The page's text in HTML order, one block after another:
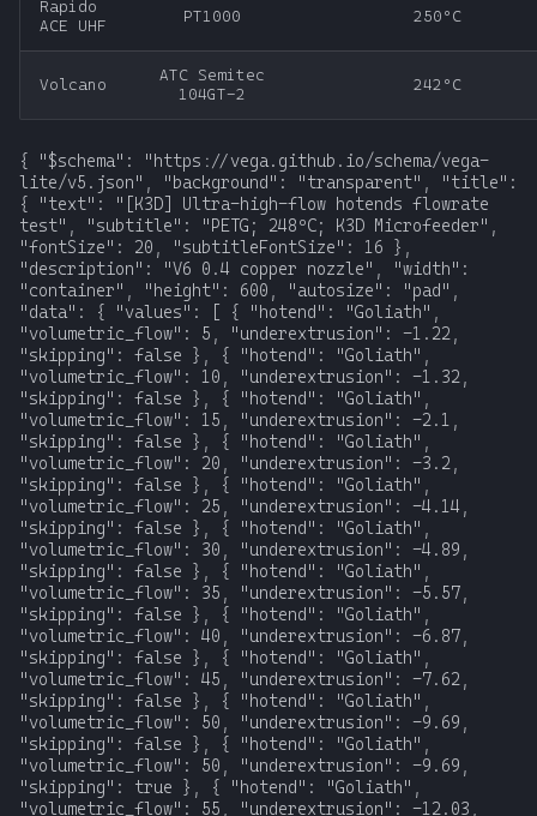
Rapido
ACE UHF
PT1000 250ºC
Volcano
ATC Semitec
104GT-2
242ºC
{ "$schema": "https://vega.github.io/schema/vega-lite/v5.json", "background": "transparent", "title": { "text": "[K3D] Ultra-high-flow hotends flowrate test", "subtitle": "PETG; 248ºC; K3D Microfeeder", "fontSize": 20, "subtitleFontSize": 16 }, "description": "V6 0.4 copper nozzle", "width": "container", "height": 600, "autosize": "pad", "data": { "values": [ { "hotend": "Goliath", "volumetric_flow": 5, "underextrusion": -1.22, "skipping": false }, { "hotend": "Goliath", "volumetric_flow": 10, "underextrusion": -1.32, "skipping": false }, { "hotend": "Goliath", "volumetric_flow": 15, "underextrusion": -2.1, "skipping": false }, { "hotend": "Goliath", "volumetric_flow": 20, "underextrusion": -3.2, "skipping": false }, { "hotend": "Goliath", "volumetric_flow": 25, "underextrusion": -4.14, "skipping": false }, { "hotend": "Goliath", "volumetric_flow": 30, "underextrusion": -4.89, "skipping": false }, { "hotend": "Goliath", "volumetric_flow": 35, "underextrusion": -5.57, "skipping": false }, { "hotend": "Goliath", "volumetric_flow": 40, "underextrusion": -6.87, "skipping": false }, { "hotend": "Goliath", "volumetric_flow": 45, "underextrusion": -7.62, "skipping": false }, { "hotend": "Goliath", "volumetric_flow": 50, "underextrusion": -9.69, "skipping": false }, { "hotend": "Goliath", "volumetric_flow": 50, "underextrusion": -9.69, "skipping": true }, { "hotend": "Goliath", "volumetric_flow": 55, "underextrusion": -12.03, "skipping": true }, { "hotend": "Goliath", "volumetric_flow": 60, "underextrusion": -20.09, "skipping": true }, { "hotend": "Goliath + ext", "volumetric_flow": 5, "underextrusion": -0.19, "skipping": false }, { "hotend": "Goliath + ext", "volumetric_flow": 10, "underextrusion": -1.2, "skipping": false }, { "hotend": "Goliath + ext", "volumetric_flow": 15, "underextrusion": -1.94, "skipping": false }, { "hotend": "Goliath + ext", "volumetric_flow": 20, "underextrusion": -2.88, "skipping": false }, { "hotend": "Goliath + ext", "volumetric_flow": 25, "underextrusion": -4.04, "skipping": false }, { "hotend": "Goliath + ext", "volumetric_flow": 30, "underextrusion": -4.85, "skipping": false }, { "hotend": "Goliath + ext", "volumetric_flow": 35, "underextrusion": -5.91, "skipping": false }, { "hotend": "Goliath + ext", "volumetric_flow": 40, "underextrusion": -6.3, "skipping": false }, { "hotend": "Goliath + ext", "volumetric_flow": 45, "underextrusion": -6.75, "skipping": false }, { "hotend": "Goliath + ext", "volumetric_flow": 50, "underextrusion": -7.79, "skipping": false }, { "hotend": "Goliath + ext", "volumetric_flow": 50, "underextrusion": -7.79, "skipping": true }, { "hotend": "Goliath + ext", "volumetric_flow": 55, "underextrusion": -70.47, "skipping": true }, { "hotend": "CHC XL", "volumetric_flow": 5, "underextrusion": -1.55, "skipping": false }, { "hotend": "CHC XL", "volumetric_flow": 10, "underextrusion": -2.42, "skipping": false }, { "hotend": "CHC XL", "volumetric_flow": 15, "underextrusion": -3.07, "skipping": false }, { "hotend": "CHC XL", "volumetric_flow": 20, "underextrusion": -3.65, "skipping": false }, { "hotend": "CHC XL", "volumetric_flow": 25, "underextrusion": -4.49, "skipping": false }, { "hotend": "CHC XL", "volumetric_flow": 30, "underextrusion": -5.62, "skipping": false }, { "hotend": "CHC XL", "volumetric_flow": 35, "underextrusion": -7.01, "skipping": false }, { "hotend": "CHC XL", "volumetric_flow": 40, "underextrusion": -7.92, "skipping": false }, { "hotend": "CHC XL", "volumetric_flow": 45, "underextrusion": -9.14, "skipping": false }, { "hotend": "CHC XL", "volumetric_flow": 50, "underextrusion": -10.92, "skipping": false }, { "hotend": "CHC XL", "volumetric_flow": 50, "underextrusion": -10.92, "skipping": true }, { "hotend": "CHC XL", "volumetric_flow": 55, "underextrusion": -15.35, "skipping": true }, { "hotend": "CHC XL", "volumetric_flow": 60, "underextrusion": -22.13, "skipping": true }, { "hotend": "CHC XL + ext", "volumetric_flow": 5, "underextrusion": -0.55, "skipping": false }, { "hotend": "CHC XL + ext", "volumetric_flow": 10, "underextrusion": -1.78, "skipping": false }, { "hotend": "CHC XL + ext", "volumetric_flow": 15, "underextrusion": -3.07, "skipping": false }, { "hotend": "CHC XL + ext", "volumetric_flow": 20, "underextrusion": -4.1, "skipping": false }, { "hotend": "CHC XL + ext", "volumetric_flow": 25, "underextrusion": -5.01, "skipping": false }, { "hotend": "CHC XL + ext", "volumetric_flow": 30, "underextrusion": -5.62, "skipping": false }, { "hotend": "CHC XL + ext", "volumetric_flow": 35, "underextrusion": -6.2, "skipping": false }, { "hotend": "CHC XL + ext", "volumetric_flow": 40, "underextrusion": -6.98, "skipping": false }, { "hotend": "CHC XL + ext", "volumetric_flow": 45, "underextrusion": -8.05, "skipping": false }, { "hotend": "CHC XL + ext", "volumetric_flow": 50, "underextrusion": -9.08, "skipping": false }, { "hotend": "CHC XL + ext", "volumetric_flow": 55, "underextrusion": -10.76, "skipping": false }, { "hotend": "CHC XL + ext", "volumetric_flow": 55, "underextrusion": -10.76, "skipping": true }, { "hotend": "CHC XL + ext", "volumetric_flow": 60, "underextrusion": -18.19, "skipping": true }, { "hotend": "Rapido ACE HF", "volumetric_flow": 5, "underextrusion": -1.71, "skipping": false }, { "hotend": "Rapido ACE HF", "volumetric_flow": 10, "underextrusion": -2.94, "skipping": false }, { "hotend": "Rapido ACE HF", "volumetric_flow": 15, "underextrusion": -3.62, "skipping": false }, { "hotend": "Rapido ACE HF", "volumetric_flow": 20, "underextrusion": -4.39, "skipping": false }, { "hotend": "Rapido ACE HF", "volumetric_flow": 25, "underextrusion": -5.78, "skipping": false }, { "hotend": "Rapido ACE HF", "volumetric_flow": 30, "underextrusion": -7.14, "skipping": false }, { "hotend": "Rapido ACE HF", "volumetric_flow": 30, "underextrusion": -7.14, "skipping": true }, { "hotend": "Rapido ACE HF", "volumetric_flow": 35, "underextrusion": -13.6, "skipping": true }, { "hotend": "Rapido ACE HF", "volumetric_flow": 40, "underextrusion": -24.78, "skipping": true }, { "hotend": "Rapido ACE UHF", "volumetric_flow": 5, "underextrusion": -0.32, "skipping": false }, { "hotend": "Rapido ACE UHF", "volumetric_flow": 10, "underextrusion": -2.0, "skipping": false }, { "hotend": "Rapido ACE UHF", "volumetric_flow": 15, "underextrusion": -3.07, "skipping": false }, { "hotend": "Rapido ACE UHF", "volumetric_flow": 20, "underextrusion": -3.81, "skipping": false }, { "hotend": "Rapido ACE UHF", "volumetric_flow": 25, "underextrusion": -5.04, "skipping": false }, { "hotend": "Rapido ACE UHF", "volumetric_flow": 30, "underextrusion": -6.43, "skipping": false }, { "hotend": "Rapido ACE UHF", "volumetric_flow": 35, "underextrusion": -7.88, "skipping": false }, { "hotend": "Rapido ACE UHF", "volumetric_flow": 40, "underextrusion": -11.02, "skipping": false }, { "hotend": "Rapido ACE UHF", "volumetric_flow": 40, "underextrusion": -11.02, "skipping": tru